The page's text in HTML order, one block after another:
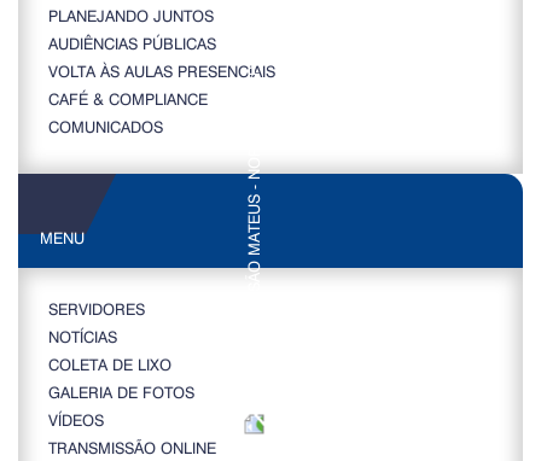
PLANEJANDO JUNTOS
AUDIÊNCIAS PÚBLICAS
VOLTA ÀS AULAS PRESENCIAIS
CAFÉ & COMPLIANCE
COMUNICADOS
MENU
SERVIDORES
NOTÍCIAS
COLETA DE LIXO
GALERIA DE FOTOS
VÍDEOS
TRANSMISSÃO ONLINE